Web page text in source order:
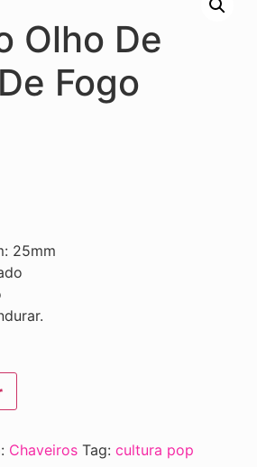
Olho De
Fogo
25mm
Chaveiros Tag: cultura pop